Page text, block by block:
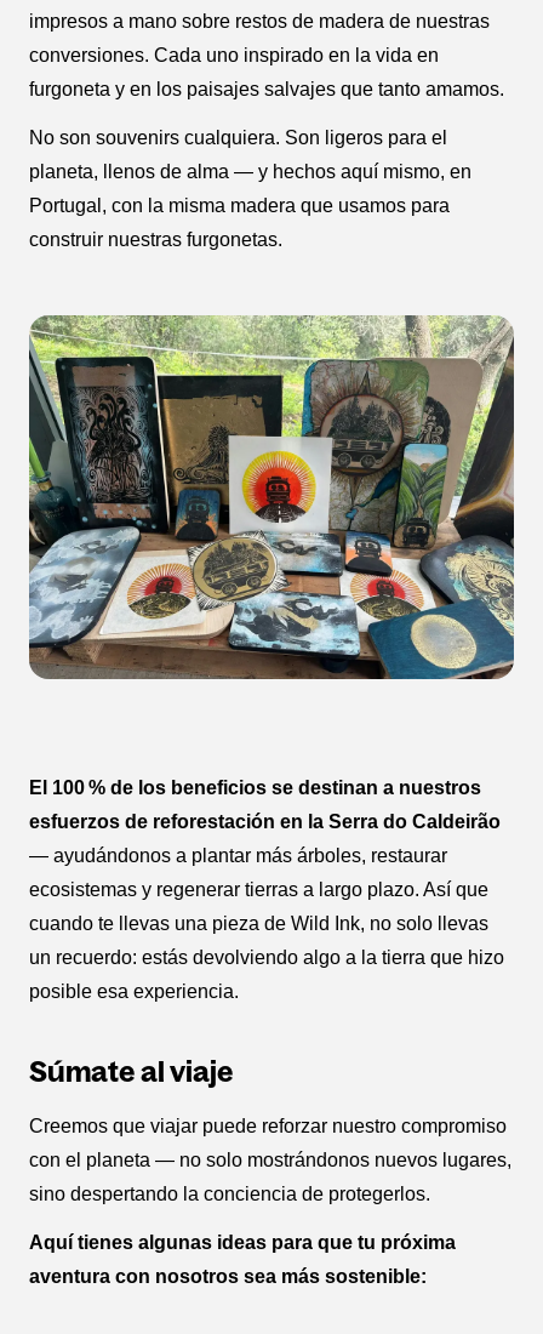
impresos a mano sobre restos de madera de nuestras
conversiones. Cada uno inspirado en la vida en
furgoneta y en los paisajes salvajes que tanto amamos.
No son souvenirs cualquiera. Son ligeros para el
planeta, llenos de alma — y hechos aquí mismo, en
Portugal, con la misma madera que usamos para
construir nuestras furgonetas.
El 100 % de los beneficios se destinan a nuestros
esfuerzos de reforestación en la Serra do Caldeirão
— ayudándonos a plantar más árboles, restaurar
ecosistemas y regenerar tierras a largo plazo. Así que
cuando te llevas una pieza de Wild Ink, no solo llevas
un recuerdo: estás devolviendo algo a la tierra que hizo
posible esa experiencia.
Súmate al viaje
Creemos que viajar puede reforzar nuestro compromiso
con el planeta — no solo mostrándonos nuevos lugares,
sino despertando la conciencia de protegerlos.
Aquí tienes algunas ideas para que tu próxima
aventura con nosotros sea más sostenible: